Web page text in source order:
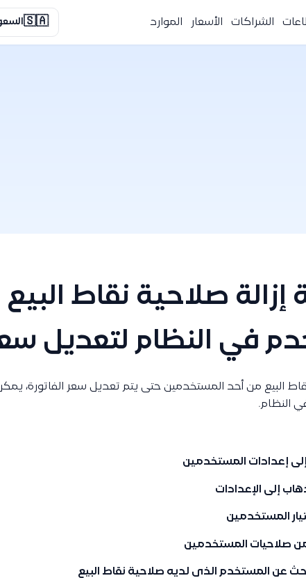
الشراكات الأسعار الموارد 🇸🇦
إزالة صلاحية نقاط
في النظام لتعديل سعر
نقاط البيع من أحد المستخدمين حتى يتم تعديل سعر الفاتورة،
النظام.
إلى إعدادات المستخدمين
إلى الإعدادات
المستخدمين
من صلاحيات المستخدمين
عن المستخدم الذي لديه صلاحية نقاط البيع